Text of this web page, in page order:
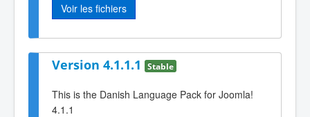
Voir les fichiers
Version 4.1.1.1 Stable
This is the Danish Language Pack for Joomla!
4.1.1